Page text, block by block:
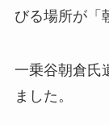
びる場所が「
一乗谷朝倉氏
ました。